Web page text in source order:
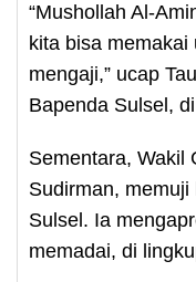
“Mushollah Al-
kita bisa
mengaji,” ucap
Bapenda Sulsel,
Sementara, Wakil
Sudirman,
Sulsel. Ia
memadai, di